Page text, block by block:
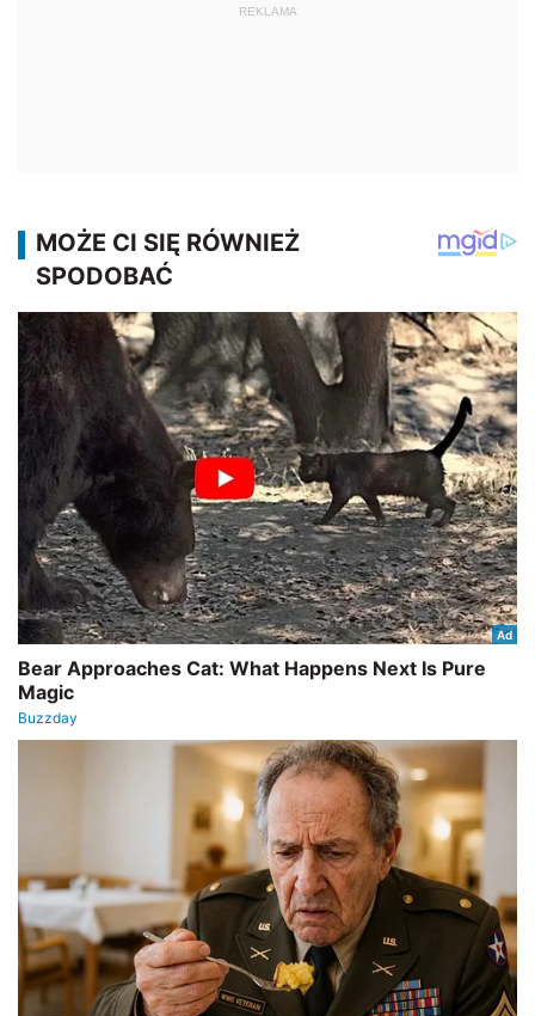
REKLAMA